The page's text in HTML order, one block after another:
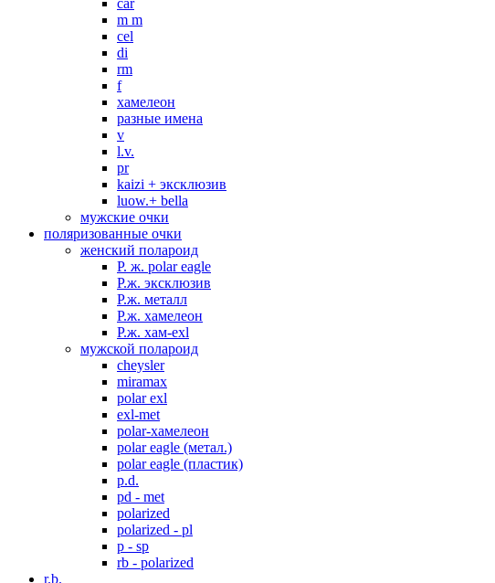
car
m m
cel
di
rm
f
хамелеон
разные имена
v
l.v.
pr
kaizi + эксклюзив
luow.+ bella
мужские очки
поляризованные очки
женский полароид
P. ж. polar eagle
P.ж. эксклюзив
Р.ж. металл
P.ж. хамелеон
Р.ж. хам-exl
мужской полароид
cheysler
miramax
polar exl
exl-met
polar-хамелеон
polar eagle (метал.)
polar eagle (пластик)
p.d.
pd - met
polarized
polarized - pl
p - sp
rb - polarized
r.b.